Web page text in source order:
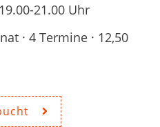
21.00 Uhr
· 4 Termine · 12,50